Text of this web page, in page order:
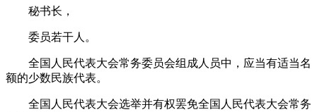
秘书长，
委员若干人。
全国人民代表大会常务委员会组成人员中，应当有适当名
额的少数民族代表。
全国人民代表大会选举并有权罢免全国人民代表大会常务